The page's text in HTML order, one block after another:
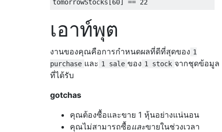
เอาท์พุต
งานของคุณคือการกำหนดผลที่ดีที่สุดของ 1
purchase และ 1 sale ของ 1 stock จากชุดข้อมูล
ที่ได้รับ
gotchas
คุณต้องซื้อและขาย 1 หุ้นอย่างแน่นอน
คุณไม่สามารถซื้อและขายในช่วงเวลา